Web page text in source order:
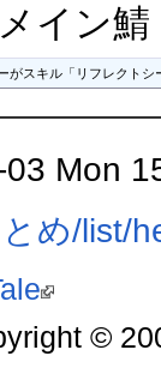
イン
がスキル「リフレクト
Mon
め/list/
©